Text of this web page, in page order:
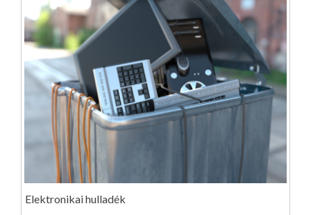
Elektronikai hulladék